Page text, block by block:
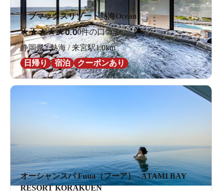
リブマックスリゾート熱海Ocean
★★★★★0.00件の口コミ
静岡県 / 熱海 / 来宮駅1.0km
日帰り
宿泊 クーポンあり
オーシャンスパ Fuua（フーア） - ATAMI BAY
RESORT KORAKUEN